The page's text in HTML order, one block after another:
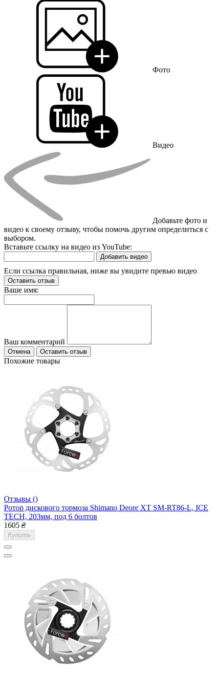
Фото
Видео
Добавьте фото и
видео к своему отзыву, чтобы помочь другим определиться с
выбором.
Вставьте ссылку на видео из YouTube:
Добавить видео
Если ссылка правильная, ниже вы увидите превью видео
Оставить отзыв
Ваше имя:
Ваш комментарий
Отмена Оставить отзыв
Похожие товары
Отзывы ()
Ротор дискового тормоза Shimano Deore XT SM-RT86-L, ICE
TECH, 203мм, под 6 болтов
1605 ₴
Купить